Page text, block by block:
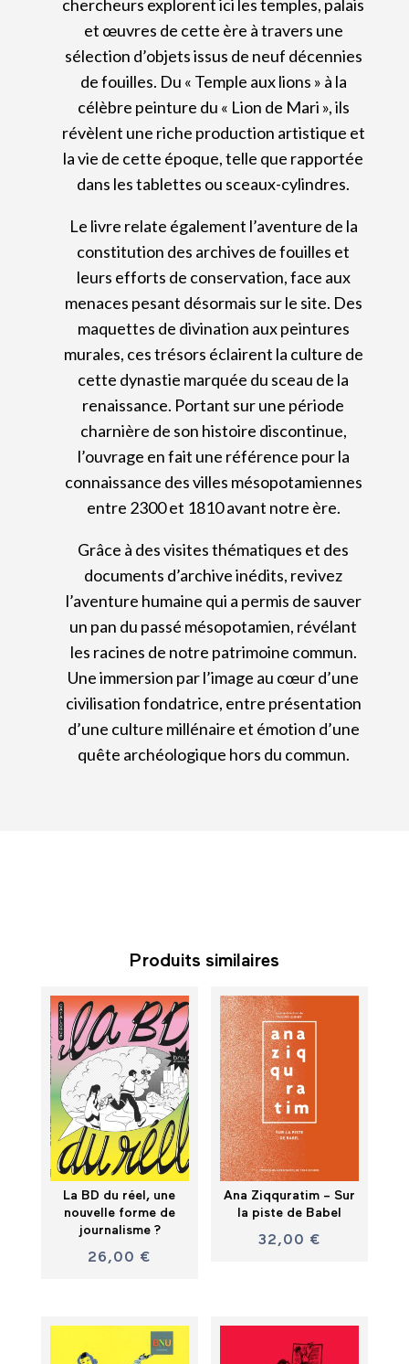
chercheurs explorent ici les temples, palais
et œuvres de cette ère à travers une
sélection d’objets issus de neuf décennies
de fouilles. Du « Temple aux lions » à la
célèbre peinture du « Lion de Mari », ils
révèlent une riche production artistique et
la vie de cette époque, telle que rapportée
dans les tablettes ou sceaux-cylindres.
Le livre relate également l’aventure de la
constitution des archives de fouilles et
leurs efforts de conservation, face aux
menaces pesant désormais sur le site. Des
maquettes de divination aux peintures
murales, ces trésors éclairent la culture de
cette dynastie marquée du sceau de la
renaissance. Portant sur une période
charnière de son histoire discontinue,
l’ouvrage en fait une référence pour la
connaissance des villes mésopotamiennes
entre 2300 et 1810 avant notre ère.
Grâce à des visites thématiques et des
documents d’archive inédits, revivez
l’aventure humaine qui a permis de sauver
un pan du passé mésopotamien, révélant
les racines de notre patrimoine commun.
Une immersion par l’image au cœur d’une
civilisation fondatrice, entre présentation
d’une culture millénaire et émotion d’une
quête archéologique hors du commun.
Produits similaires
La BD du réel, une
nouvelle forme de
journalisme ?
26,00 €
Ana Ziqquratim – Sur
la piste de Babel
32,00 €